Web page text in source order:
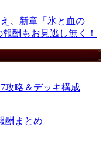
、新章「氷と血の
酬もお見逃し無く！
攻略＆デッキ構成
酬まとめ